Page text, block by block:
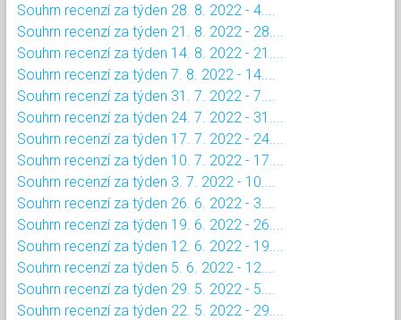
Souhrn recenzí za týden 28. 8. 2022 - 4....
Souhrn recenzí za týden 21. 8. 2022 - 28....
Souhrn recenzí za týden 14. 8. 2022 - 21....
Souhrn recenzí za týden 7. 8. 2022 - 14....
Souhrn recenzí za týden 31. 7. 2022 - 7....
Souhrn recenzí za týden 24. 7. 2022 - 31....
Souhrn recenzí za týden 17. 7. 2022 - 24....
Souhrn recenzí za týden 10. 7. 2022 - 17....
Souhrn recenzí za týden 3. 7. 2022 - 10....
Souhrn recenzí za týden 26. 6. 2022 - 3....
Souhrn recenzí za týden 19. 6. 2022 - 26....
Souhrn recenzí za týden 12. 6. 2022 - 19....
Souhrn recenzí za týden 5. 6. 2022 - 12....
Souhrn recenzí za týden 29. 5. 2022 - 5....
Souhrn recenzí za týden 22. 5. 2022 - 29....